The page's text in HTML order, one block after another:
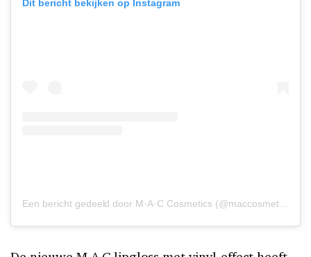
Dit bericht bekijken op Instagram
Een bericht gedeeld door M·A·C Cosmetics (@maccosmetics)